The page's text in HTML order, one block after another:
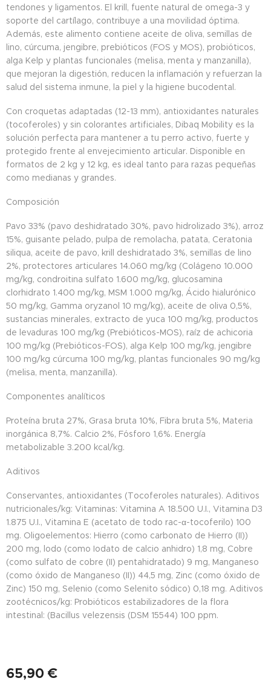
tendones y ligamentos. El krill, fuente natural de omega-3 y
soporte del cartílago, contribuye a una movilidad óptima.
Además, este alimento contiene aceite de oliva, semillas de
lino, cúrcuma, jengibre, prebióticos (FOS y MOS), probióticos,
alga Kelp y plantas funcionales (melisa, menta y manzanilla),
que mejoran la digestión, reducen la inflamación y refuerzan la
salud del sistema inmune, la piel y la higiene bucodental.
Con croquetas adaptadas (12-13 mm), antioxidantes naturales
(tocoferoles) y sin colorantes artificiales, Dibaq Mobility es la
solución perfecta para mantener a tu perro activo, fuerte y
protegido frente al envejecimiento articular. Disponible en
formatos de 2 kg y 12 kg, es ideal tanto para razas pequeñas
como medianas y grandes.
Composición
Pavo 33% (pavo deshidratado 30%, pavo hidrolizado 3%), arroz
15%, guisante pelado, pulpa de remolacha, patata, Ceratonia
siliqua, aceite de pavo, krill deshidratado 3%, semillas de lino
2%, protectores articulares 14.060 mg/kg (Colágeno 10.000
mg/kg, condroitina sulfato 1.600 mg/kg, glucosamina
clorhidrato 1.400 mg/kg, MSM 1.000 mg/kg, Ácido hialurónico
50 mg/kg, Gamma oryzanol 10 mg/kg), aceite de oliva 0,5%,
sustancias minerales, extracto de yuca 100 mg/kg, productos
de levaduras 100 mg/kg (Prebióticos-MOS), raíz de achicoria
100 mg/kg (Prebióticos-FOS), alga Kelp 100 mg/kg, jengibre
100 mg/kg cúrcuma 100 mg/kg, plantas funcionales 90 mg/kg
(melisa, menta, manzanilla).
Componentes analíticos
Proteína bruta 27%, Grasa bruta 10%, Fibra bruta 5%, Materia
inorgánica 8,7%. Calcio 2%, Fósforo 1,6%. Energía
metabolizable 3.200 kcal/kg.
Aditivos
Conservantes, antioxidantes (Tocoferoles naturales). Aditivos
nutricionales/kg: Vitaminas: Vitamina A 18.500 U.I., Vitamina D3
1.875 U.I., Vitamina E (acetato de todo rac-α-tocoferilo) 100
mg. Oligoelementos: Hierro (como carbonato de Hierro (II))
200 mg, lodo (como Iodato de calcio anhidro) 1,8 mg, Cobre
(como sulfato de cobre (II) pentahidratado) 9 mg, Manganeso
(como óxido de Manganeso (II)) 44,5 mg, Zinc (como óxido de
Zinc) 150 mg, Selenio (como Selenito sódico) 0,18 mg. Aditivos
zootécnicos/kg: Probióticos estabilizadores de la flora
intestinal: (Bacillus velezensis (DSM 15544) 100 ppm.
65,90 €